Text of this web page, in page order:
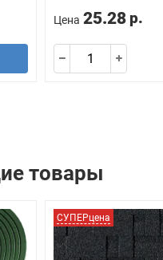
Цена 25.28 р.
товары
СУПЕРцена